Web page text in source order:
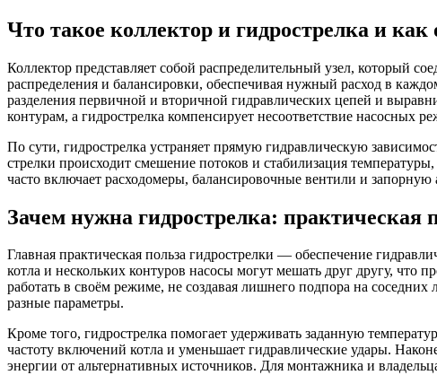
Что такое коллектор и гидрострелка и
Коллектор представляет собой распределительный узел, который
распределения и балансировки, обеспечивая нужный расход в
разделения первичной и вторичной гидравлических цепей и
контурам, а гидрострелка компенсирует несоответствие насосных
По сути, гидрострелка устраняет прямую гидравлическую
стрелки происходит смешение потоков и стабилизация
часто включает расходомеры, балансировочные вентили и
Зачем нужна гидрострелка: практическая
Главная практическая польза гидрострелки — обеспечение
котла и нескольких контуров насосы могут мешать друг другу, что
работать в своём режиме, не создавая лишнего подпора на
разные параметры.
Кроме того, гидрострелка помогает удерживать заданную
частоту включений котла и уменьшает гидравлические удары.
энергии от альтернативных источников. Для монтажника и